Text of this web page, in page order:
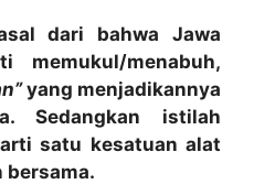
dari bahwa Jawa
memukul/menabuh,
yang menjadikannya
Sedangkan istilah
satu kesatuan alat
bersama.